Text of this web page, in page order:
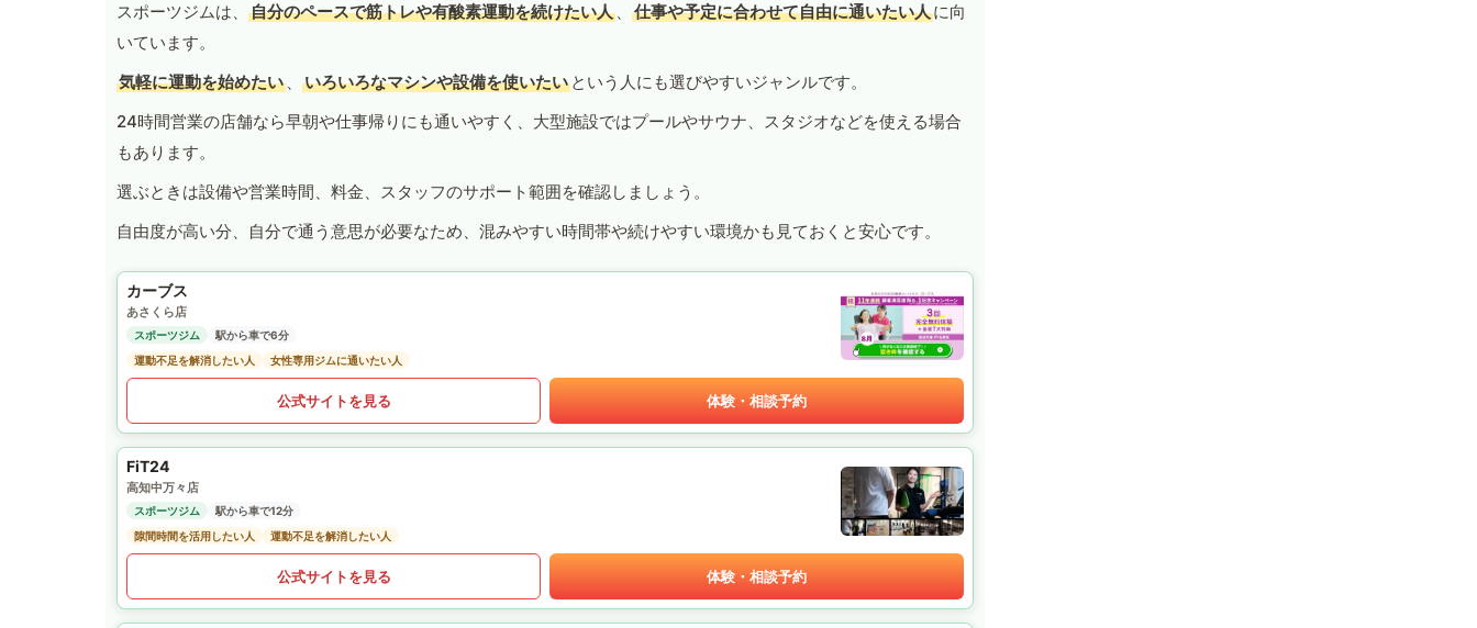
スポーツジムは、 自分のペースで筋トレや有酸素運動を続けたい人 、 仕事や予定に合わせて自由に通いたい人に向
いています。
気軽に運動を始めたい 、 いろいろなマシンや設備を使いたい という人にも選びやすいジャンルです。
24時間営業の店舗なら早朝や仕事帰りにも通いやすく、大型施設ではプールやサウナ、スタジオなどを使える場合
もあります。
選ぶときは設備や営業時間、料金、スタッフのサポート範囲を確認しましょう。
自由度が高い分、自分で通う意思が必要なため、混みやすい時間帯や続けやすい環境かも見ておくと安心です。
カーブス
あさくら店
スポーツジム
駅から車で6分
運動不足を解消したい人
女性専用ジムに通いたい人
公式サイトを見る 体験・相談予約
FiT24
高知中万々店
スポーツジム
駅から車で12分
隙間時間を活用したい人
運動不足を解消したい人
公式サイトを見る 体験・相談予約